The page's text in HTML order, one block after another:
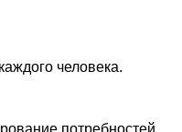
человека.